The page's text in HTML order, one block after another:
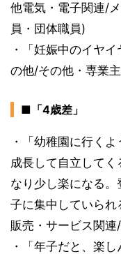
他電気・電子関連/
員・団体職員)
・「妊娠中のイヤ
の他/その他・専業
■「4歳差」
・「幼稚園に行く
成長して自立して
なり少し楽になる
子に集中していら
販売・サービス関
・「年子だと、楽